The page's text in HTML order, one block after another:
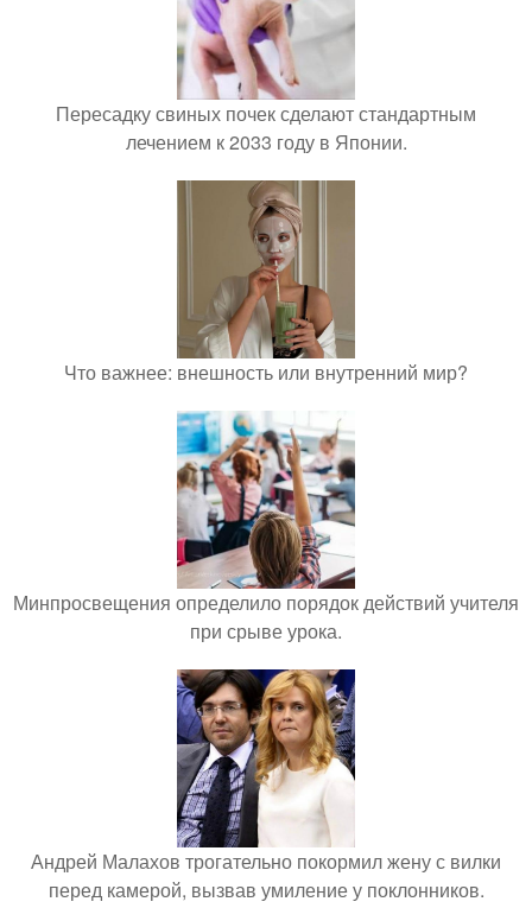
Пересадку свиных почек сделают стандартным
лечением к 2033 году в Японии.
Что важнее: внешность или внутренний мир?
Минпросвещения определило порядок действий учителя
при срыве урока.
Андрей Малахов трогательно покормил жену с вилки
перед камерой, вызвав умиление у поклонников.